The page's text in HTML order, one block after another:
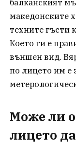
балканският
македонските
техните гъсти
Което ги е
външен вид.
по лицето им е
Може ли
лицето